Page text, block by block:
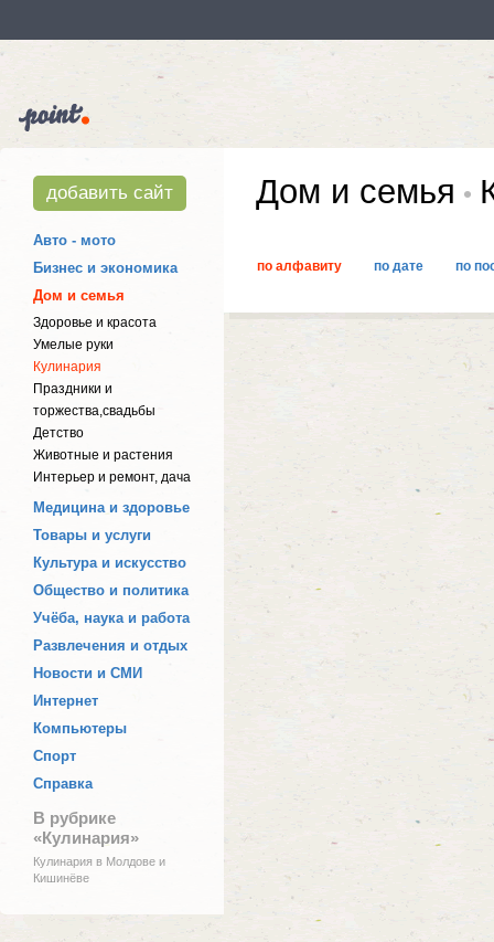
добавить сайт
Авто - мото
Бизнес и экономика
Дом и семья
Здоровье и красота
Умелые руки
Кулинария
Праздники и
торжества,свадьбы
Детство
Животные и растения
Интерьер и ремонт, дача
Медицина и здоровье
Товары и услуги
Культура и искусство
Общество и политика
Учёба, наука и работа
Развлечения и отдых
Новости и СМИ
Интернет
Компьютеры
Спорт
Справка
В рубрике
«Кулинария»
Кулинария в Молдове и
Кишинёве
Дом и семья
по алфавиту по дате по